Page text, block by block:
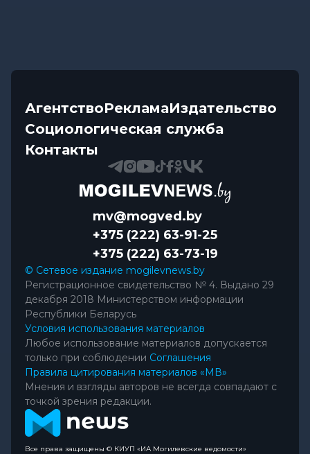
АгентствоРекламаИздательство
Социологическая служба
Контакты
mv@mogved.by
+375 (222) 63-91-25
+375 (222) 63-73-19
© Сетевое издание mogilevnews.by
Регистрационное свидетельство № 4. Выдано 29
декабря 2018 Министерством информации
Республики Беларусь
Условия использования материалов
Любое использование материалов допускается
только при соблюдении Соглашения
Правила цитирования материалов «МВ»
Мнения и взгляды авторов не всегда совпадают с
точкой зрения редакции.
Все права защищены © КИУП «ИА Могилевские ведомости»